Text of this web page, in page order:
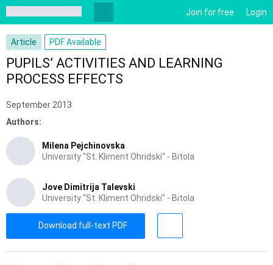
Article PDF Available
PUPILS’ ACTIVITIES AND LEARNING
PROCESS EFFECTS
September 2013
Authors:
Milena Pejchinovska
University "St. Kliment Ohridski" - Bitola
Jove Dimitrija Talevski
University "St. Kliment Ohridski" - Bitola
Download full-text PDF
Join for free Login